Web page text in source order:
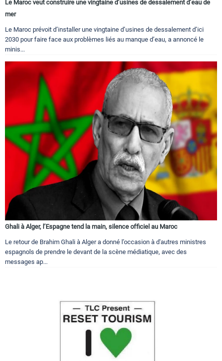
Le Maroc veut construire une vingtaine d’usines de dessalement d’eau de
mer
Le Maroc prévoit d’installer une vingtaine d’usines de dessalement d’ici
2030 pour faire face aux problèmes liés au manque d’eau, a annoncé le
minis...
Ghali à Alger, l’Espagne tend la main, silence officiel au Maroc
Le retour de Brahim Ghali à Alger a donné l’occasion à d'autres ministres
espagnols de prendre le devant de la scène médiatique, avec des
messages ap...